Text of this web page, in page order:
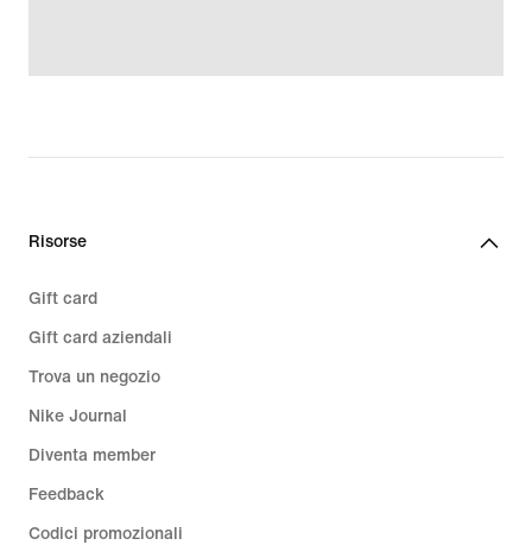
Risorse
Gift card
Gift card aziendali
Trova un negozio
Nike Journal
Diventa member
Feedback
Codici promozionali